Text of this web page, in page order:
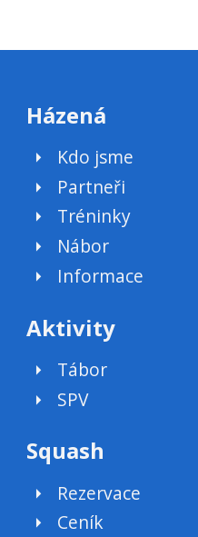
Házená
Kdo jsme
Partneři
Tréninky
Nábor
Informace
Aktivity
Tábor
SPV
Squash
Rezervace
Ceník